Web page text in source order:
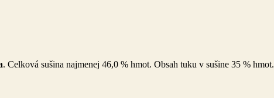
. Celková sušina najmenej 46,0 % hmot. Obsah tuku v sušine 35 % hmot.